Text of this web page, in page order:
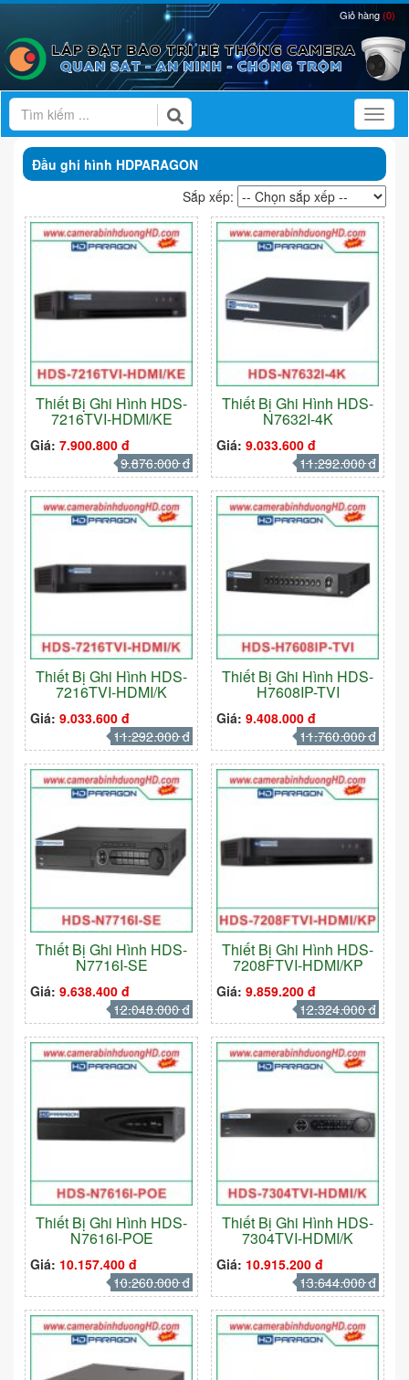
Giỏ hàng(0)
Đầu ghi hình HDPARAGON
Sắp xếp:
Thiết Bị Ghi Hình HDS-
7216TVI-HDMI/KE
Giá: 7.900.800 đ
9.876.000 đ
Thiết Bị Ghi Hình HDS-
N7632I-4K
Giá: 9.033.600 đ
11.292.000 đ
Thiết Bị Ghi Hình HDS-
7216TVI-HDMI/K
Giá: 9.033.600 đ
11.292.000 đ
Thiết Bị Ghi Hình HDS-
H7608IP-TVI
Giá: 9.408.000 đ
11.760.000 đ
Thiết Bị Ghi Hình HDS-
N7716I-SE
Giá: 9.638.400 đ
12.048.000 đ
Thiết Bị Ghi Hình HDS-
7208FTVI-HDMI/KP
Giá: 9.859.200 đ
12.324.000 đ
Thiết Bị Ghi Hình HDS-
N7616I-POE
Giá: 10.157.400 đ
10.260.000 đ
Thiết Bị Ghi Hình HDS-
7304TVI-HDMI/K
Giá: 10.915.200 đ
13.644.000 đ